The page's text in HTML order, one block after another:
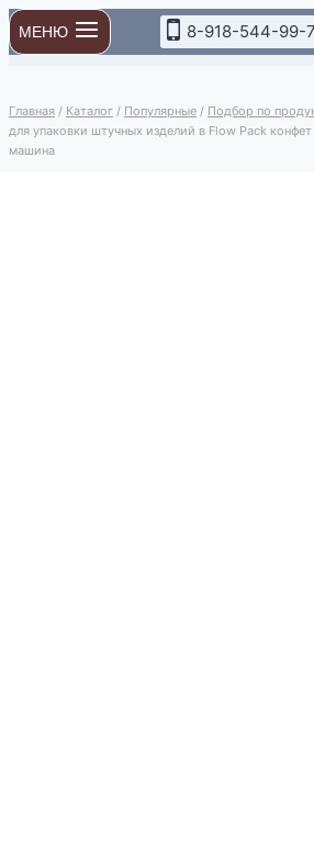
Перейти
к
содержимому
МЕНЮ 8-918-544-99-
Главная / Каталог / Популярные / Подбор по
для упаковки штучных изделий в Flow Pack конфет
машина